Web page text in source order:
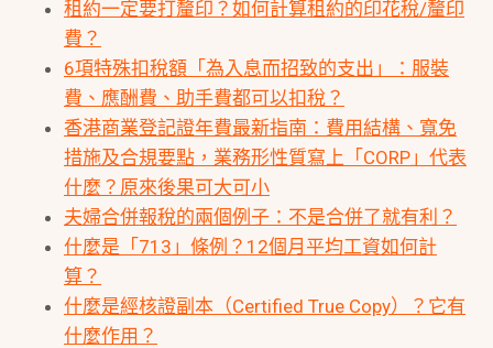
租約一定要打釐印？如何計算租約的印花稅/釐印
費？
6項特殊扣稅額「為入息而招致的支出」：服裝
費、應酬費、助手費都可以扣稅？
香港商業登記證年費最新指南：費用結構、寬免
措施及合規要點，業務形性質寫上「CORP」代表
什麼？原來後果可大可小
夫婦合併報稅的兩個例子：不是合併了就有利？
什麼是「713」條例？12個月平均工資如何計
算？
什麼是經核證副本（Certified True Copy）？它有
什麼作用？